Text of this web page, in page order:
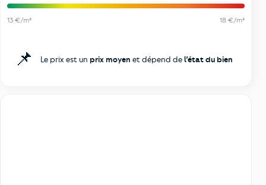
13 €/m² 18 €/m²
📌 Le prix est un prix moyen et dépend del’état du bien